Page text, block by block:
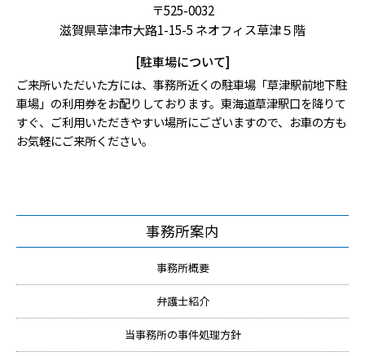
〒525-0032
滋賀県草津市大路1-15-5 ネオフィス草津５階
[駐車場について]
ご来所いただいた方には、事務所近くの駐車場「草津駅前地下駐
車場」の利用券をお配りしております。東海道草津駅口を降りて
すぐ、ご利用いただきやすい場所にございますので、お車の方も
お気軽にご来所ください。
事務所案内
事務所概要
弁護士紹介
当事務所の事件処理方針